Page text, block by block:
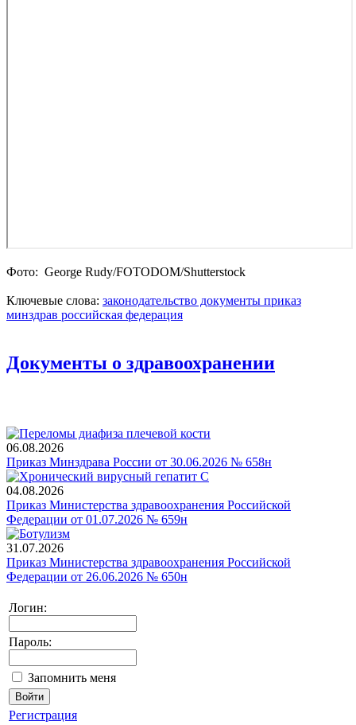
Фото: George Rudy/FOTODOM/Shutterstoсk
Ключевые слова: законодательство документы приказ
минздрав российская федерация
Документы о здравоохранении
06.08.2026
Приказ Минздрава России от 30.06.2026 № 658н
04.08.2026
Приказ Министерства здравоохранения Российской
Федерации от 01.07.2026 № 659н
31.07.2026
Приказ Министерства здравоохранения Российской
Федерации от 26.06.2026 № 650н
Логин:
Пароль:
Запомнить меня
Регистрация